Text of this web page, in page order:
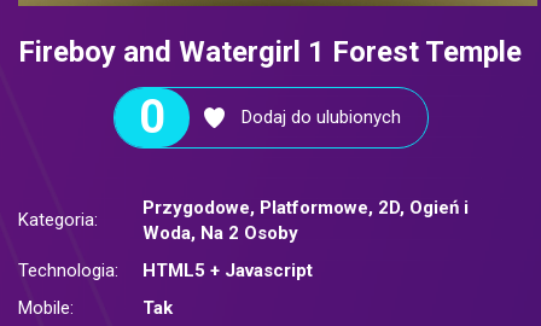
Fireboy and Watergirl 1 Forest Temple
0 Dodaj do ulubionych
Kategoria:
Przygodowe, Platformowe, 2D, Ogień i
Woda, Na 2 Osoby
Technologia:
HTML5 + Javascript
Mobile:
Tak